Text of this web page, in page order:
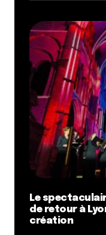
Le
de retour à
création